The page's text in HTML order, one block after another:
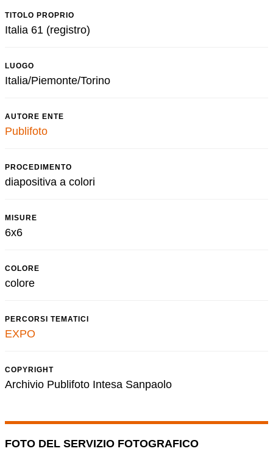
TITOLO PROPRIO
Italia 61 (registro)
LUOGO
Italia/Piemonte/Torino
AUTORE ENTE
Publifoto
PROCEDIMENTO
diapositiva a colori
MISURE
6x6
COLORE
colore
PERCORSI TEMATICI
EXPO
COPYRIGHT
Archivio Publifoto Intesa Sanpaolo
FOTO DEL SERVIZIO FOTOGRAFICO